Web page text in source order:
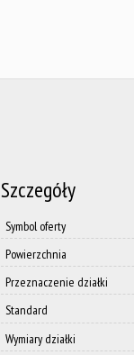
Szczegóły
Symbol oferty
Powierzchnia
Przeznaczenie działki
Standard
Wymiary działki